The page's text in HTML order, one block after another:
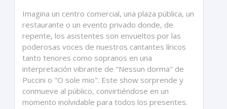
Imagina un centro comercial, una plaza pública, un
restaurante o un evento privado donde, de
repente, los asistentes son envueltos por las
poderosas voces de nuestros cantantes líricos
tanto tenores como sopranos en una
interpretación vibrante de "Nessun dorma" de
Puccini o "O sole mio". Este show sorprende y
conmueve al público, convirtiéndose en un
momento inolvidable para todos los presentes.